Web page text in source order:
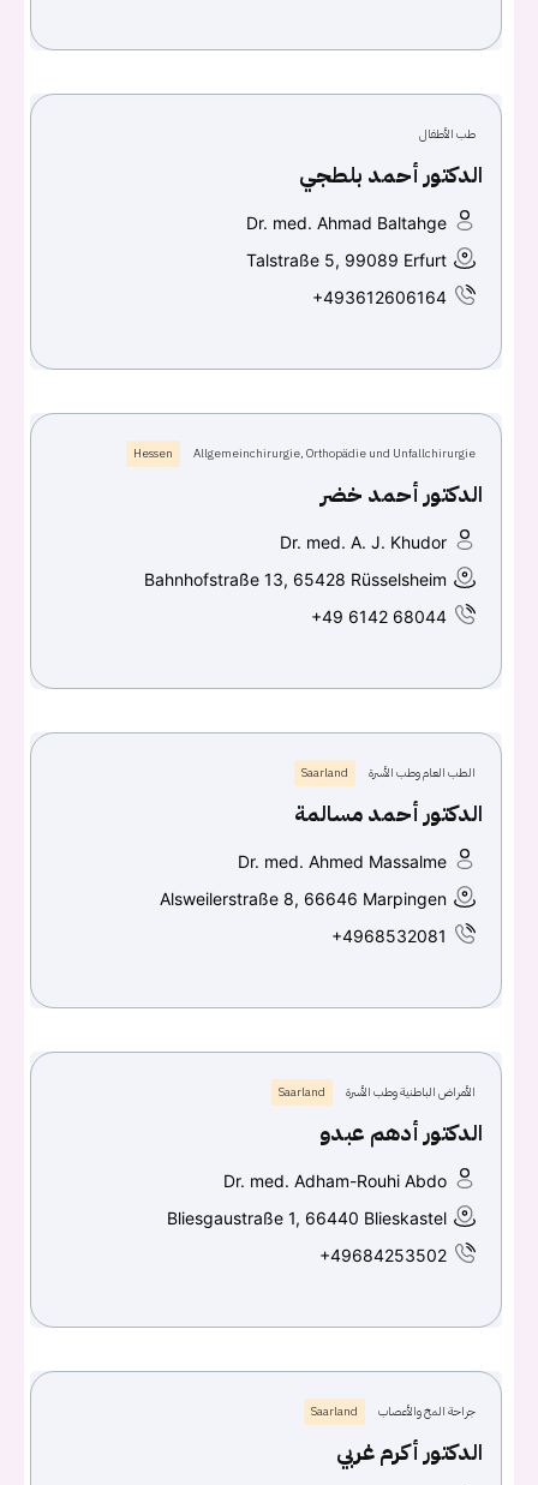
Don't have an account?
Continue with
طب الأطفال
الدكتور أحمد بلطجي
Dr. med. Ahmad Baltahge
Talstraße 5, 99089 Erfurt
+493612606164
Allgemeinchirurgie, Orthopädie und Unfallchirurgie
Hessen
الدكتور أحمد خضر
Dr. med. A. J. Khudor
Bahnhofstraße 13, 65428 Rüsselsheim
+49 6142 68044
الطب العام وطب الأسرة Saarland
الدكتور أحمد مسالمة
Dr. med. Ahmed Massalme
Alsweilerstraße 8, 66646 Marpingen
+4968532081
الأمراض الباطنية وطب الأسرة Saarland
الدكتور أدهم عبدو
Dr. med. Adham-Rouhi Abdo
Bliesgaustraße 1, 66440 Blieskastel
+49684253502
جراحة المخ والأعصاب Saarland
الدكتور أكرم غربي